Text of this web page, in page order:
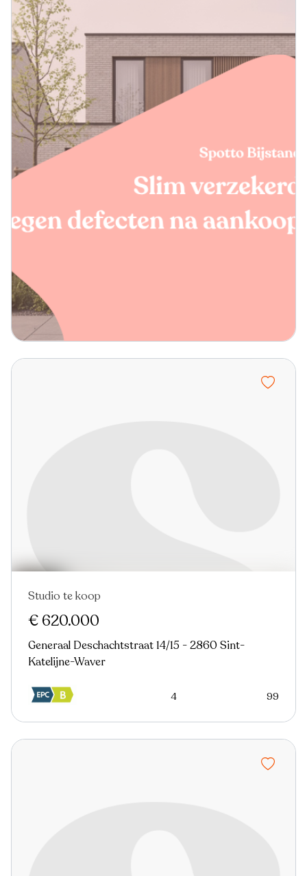
Studio te koop
€ 620.000
Generaal Deschachtstraat 14/15 - 2860 Sint-
Katelijne-Waver
4 99